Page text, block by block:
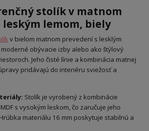
stolík v matnom
lemom, biely
v bielom matnom prevedení s lesklým
obývacie izby alebo ako štýlový
Jeho čisté línie a kombinácia matnej
pridávajú do interiéru sviežosť a
Stolík je vyrobený z kombinácie
s vysokým leskom, čo zaručuje jeho
materiálu 16 mm poskytuje stabilnú a